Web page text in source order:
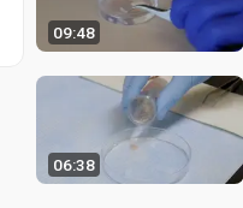
09:48
06:38